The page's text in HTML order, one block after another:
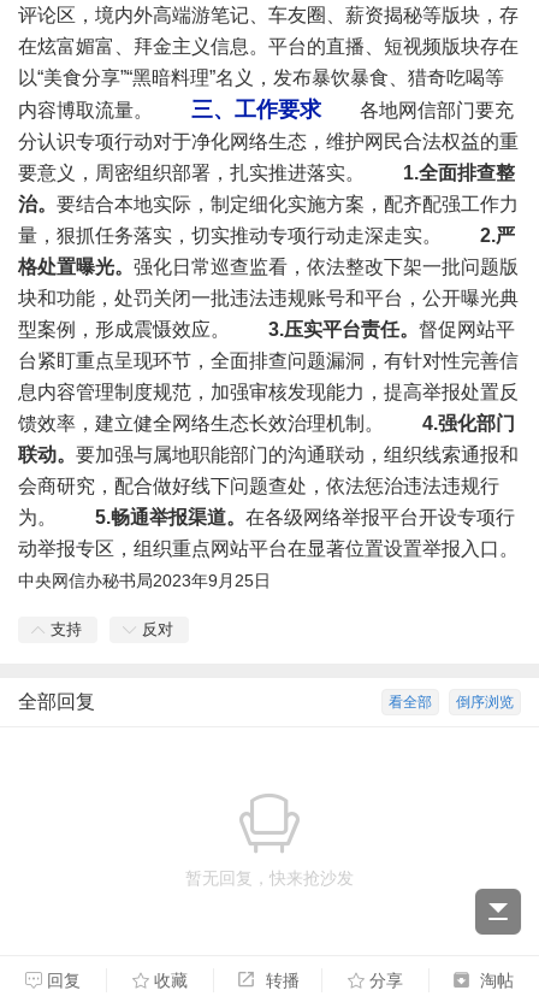
评论区，境内外高端游笔记、车友圈、薪资揭秘等版块，存
在炫富媚富、拜金主义信息。平台的直播、短视频版块存在
以“美食分享”“黑暗料理”名义，发布暴饮暴食、猎奇吃喝等
内容博取流量。
三、工作要求 各地网信部门要充
分认识专项行动对于净化网络生态，维护网民合法权益的重
要意义，周密组织部署，扎实推进落实。
1.全面排查整
治。 要结合本地实际，制定细化实施方案，配齐配强工作力
量，狠抓任务落实，切实推动专项行动走深走实。
2.严
格处置曝光。 强化日常巡查监看，依法整改下架一批问题版
块和功能，处罚关闭一批违法违规账号和平台，公开曝光典
型案例，形成震慑效应。
3.压实平台责任。 督促网站平
台紧盯重点呈现环节，全面排查问题漏洞，有针对性完善信
息内容管理制度规范，加强审核发现能力，提高举报处置反
馈效率，建立健全网络生态长效治理机制。
4.强化部门
联动。 要加强与属地职能部门的沟通联动，组织线索通报和
会商研究，配合做好线下问题查处，依法惩治违法违规行
为。
5.畅通举报渠道。 在各级网络举报平台开设专项行
动举报专区，组织重点网站平台在显著位置设置举报入口。
中央网信办秘书局2023年9月25日
支持 反对
倒序浏览
看全部
全部回复
暂无回复，快来抢沙发
回复 收藏 转播 分享 淘帖